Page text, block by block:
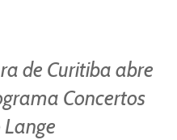
de Curitiba abre
Concertos